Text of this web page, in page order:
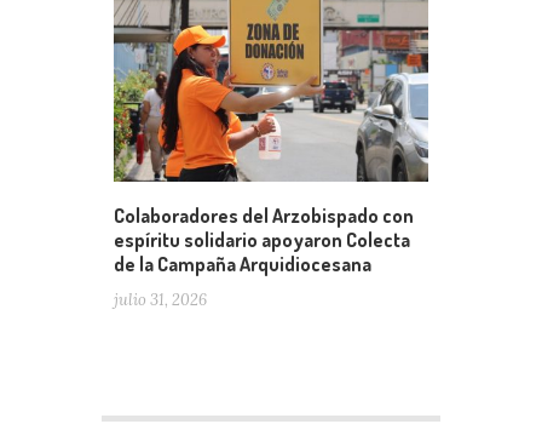
Colaboradores del Arzobispado con
espíritu solidario apoyaron Colecta
de la Campaña Arquidiocesana
julio 31, 2026